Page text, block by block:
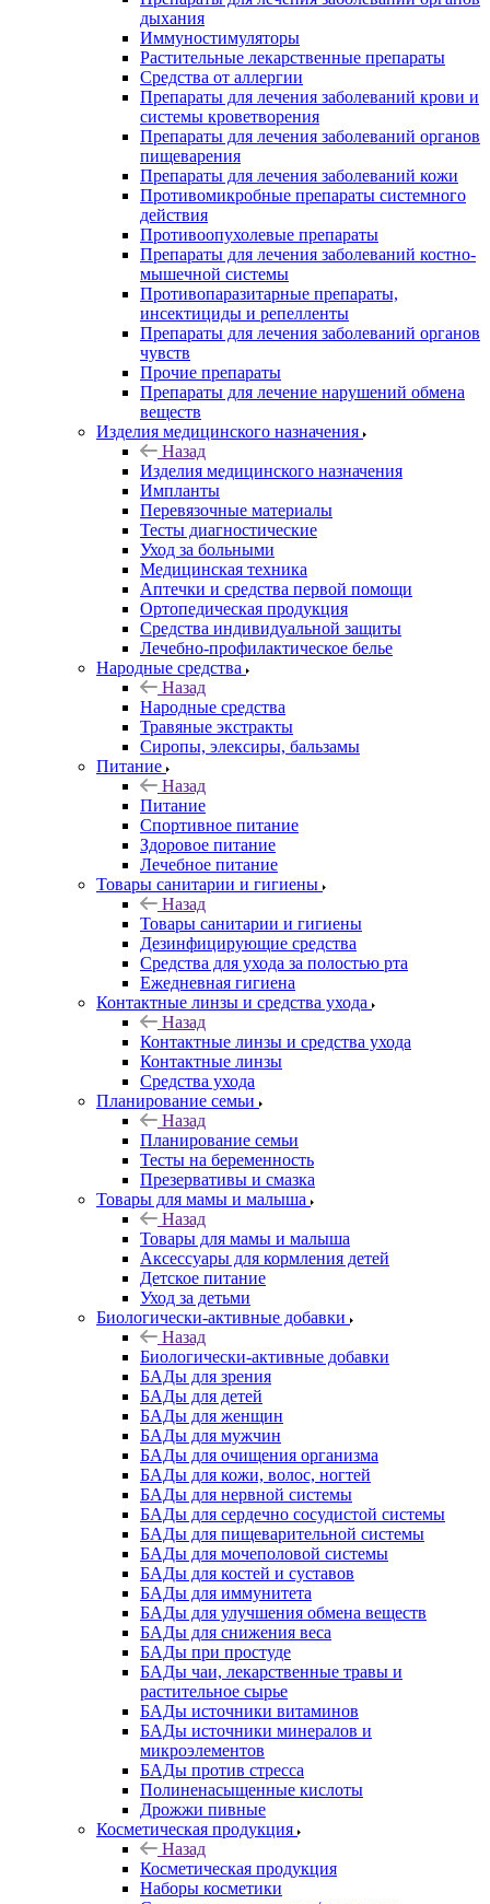
дыхания
Иммуностимуляторы
Растительные лекарственные препараты
Средства от аллергии
Препараты для лечения заболеваний крови и
системы кроветворения
Препараты для лечения заболеваний органов
пищеварения
Препараты для лечения заболеваний кожи
Противомикробные препараты системного
действия
Противоопухолевые препараты
Препараты для лечения заболеваний костно-
мышечной системы
Противопаразитарные препараты,
инсектициды и репелленты
Препараты для лечения заболеваний органов
чувств
Прочие препараты
Препараты для лечение нарушений обмена
веществ
Изделия медицинского назначения
Назад
Изделия медицинского назначения
Импланты
Перевязочные материалы
Тесты диагностические
Уход за больными
Медицинская техника
Аптечки и средства первой помощи
Ортопедическая продукция
Средства индивидуальной защиты
Лечебно-профилактическое белье
Народные средства
Назад
Народные средства
Травяные экстракты
Сиропы, элексиры, бальзамы
Питание
Назад
Питание
Спортивное питание
Здоровое питание
Лечебное питание
Товары санитарии и гигиены
Назад
Товары санитарии и гигиены
Дезинфицирующие средства
Средства для ухода за полостью рта
Ежедневная гигиена
Контактные линзы и средства ухода
Назад
Контактные линзы и средства ухода
Контактные линзы
Средства ухода
Планирование семьи
Назад
Планирование семьи
Тесты на беременность
Презервативы и смазка
Товары для мамы и малыша
Назад
Товары для мамы и малыша
Аксессуары для кормления детей
Детское питание
Уход за детьми
Биологически-активные добавки
Назад
Биологически-активные добавки
БАДы для зрения
БАДы для детей
БАДы для женщин
БАДы для мужчин
БАДы для очищения организма
БАДы для кожи, волос, ногтей
БАДы для нервной системы
БАДы для сердечно сосудистой системы
БАДы для пищеварительной системы
БАДы для мочеполовой системы
БАДы для костей и суставов
БАДы для иммунитета
БАДы для улучшения обмена веществ
БАДы для снижения веса
БАДы при простуде
БАДы чаи, лекарственные травы и
растительное сырье
БАДы источники витаминов
БАДы источники минералов и
микроэлементов
БАДы против стресса
Полиненасыщенные кислоты
Дрожжи пивные
Косметическая продукция
Назад
Косметическая продукция
Наборы косметики